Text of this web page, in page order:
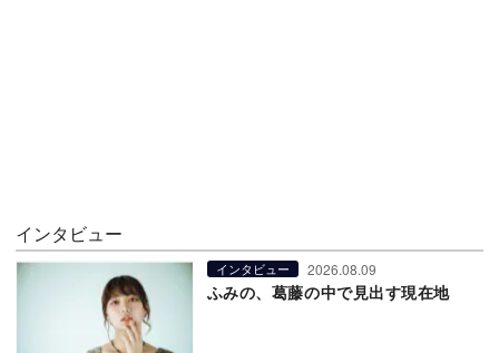
インタビュー
インタビュー 2026.08.09
ふみの、葛藤の中で見出す現在地